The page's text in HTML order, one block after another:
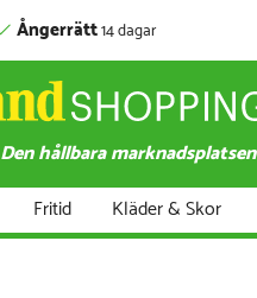
Ångerrätt14 dagar
Den hållbara marknadsplatsen
Fritid Kläder & Skor